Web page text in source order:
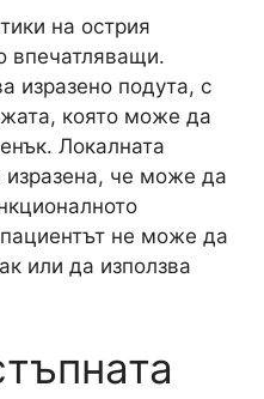
на острия
впечатляващи.
изразено подута, с
която може да
Локалната
изразена, че може да
не може да
или да използва